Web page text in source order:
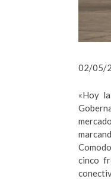
02/05/
«Hoy
cinco